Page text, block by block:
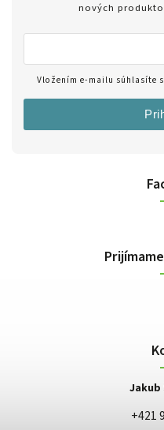
+421
nových
Vložením e-mailu súhlasíte s